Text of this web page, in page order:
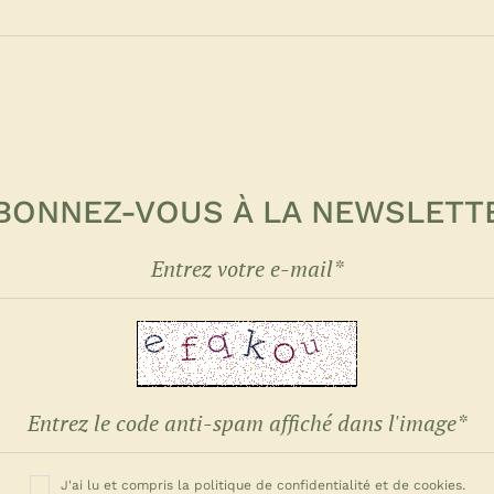
VOUS À LA
J'ai lu et compris la politique de confidentialité et de cookies.